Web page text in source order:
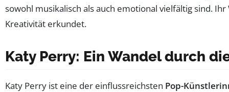
sowohl musikalisch als auch emotional vielfältig sind.
Kreativität erkundet.
Katy Perry: Ein Wandel durch
Katy Perry ist eine der einflussreichsten Pop-